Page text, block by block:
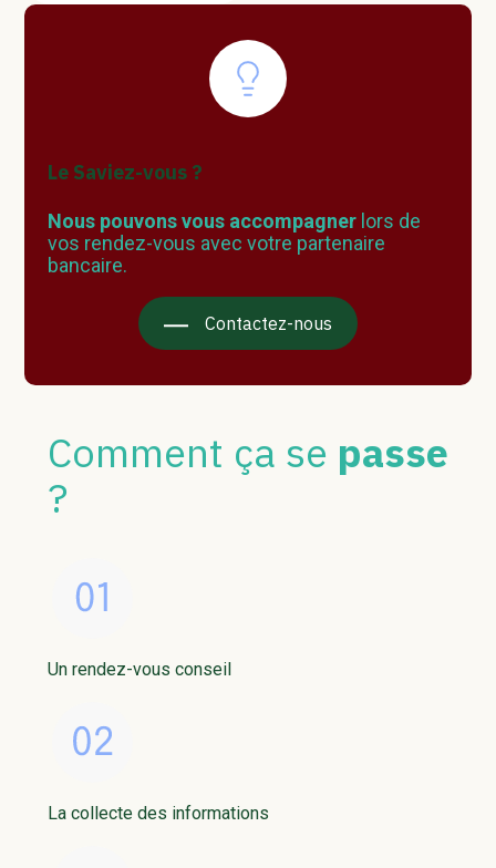
Le Saviez-vous ?
Nous pouvons vous accompagnerlors de
vos rendez-vous avec votre partenaire
bancaire.
Contactez-nous
Comment ça se passe
?
Un rendez-vous conseil
La collecte des informations